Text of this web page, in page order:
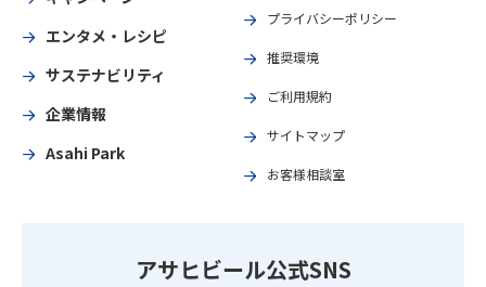
エンタメ・レシピ
サステナビリティ
企業情報
Asahi Park
プライバシーポリシー
推奨環境
ご利用規約
サイトマップ
お客様相談室
アサヒビール公式SNS